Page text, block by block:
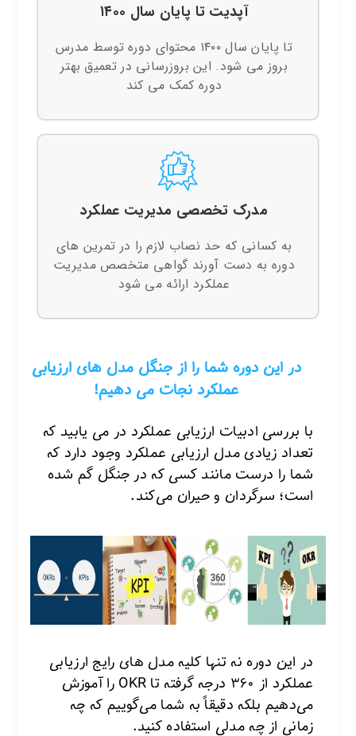
آپدیت تا پایان سال ۱۴۰۰
تا پایان سال ۱۴۰۰ محتوای دوره توسط مدرس
بروز می شود. این بروزرسانی در تعمیق بهتر
دوره کمک می کند
مدرک تخصصی مدیریت عملکرد
به کسانی که حد نصاب لازم را در تمرین های
دوره به دست آورند گواهی متخصص مدیریت
عملکرد ارائه می شود
در این دوره شما را از جنگل مدل های ارزیابی
عملکرد نجات می دهیم!
با بررسی ادبیات ارزیابی عملکرد در می یابید که
تعداد زیادی مدل ارزیابی عملکرد وجود دارد که
شما را درست مانند کسی که در جنگل گم شده
است؛ سرگردان و حیران می‌کند.
در این دوره نه تنها کلیه مدل های رایج ارزیابی
عملکرد از ۳۶۰ درجه گرفته تا OKR را آموزش
می‌دهیم بلکه دقیقاً به شما می‌گوییم که چه
زمانی از چه مدلی استفاده کنید.